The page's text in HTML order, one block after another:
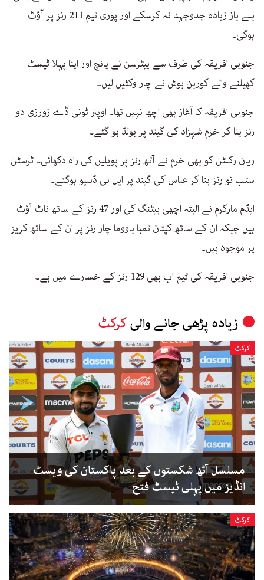
بلے باز زیادہ جدوجہد نہ کرسکے اور پوری ٹیم 211 رنز پر آؤٹ
ہوگی۔
جنوبی افریقہ کی طرف سے پیٹرسن نے پانچ اور اپنا پہلا ٹیسٹ
کھیلنے والے کوربن بوش نے چار وکٹیں لیں۔
جنوبی افریقہ کا آغاز بھی اچھا نہیں تھا۔ اوپنر ٹونی ڈے زورزی دو
رنز بنا کر خرم شہزاد کی گیند پر بولڈ ہو گئے۔
ریان رکلٹن کو بھی خرم نے آٹھ رنز پر پویلین کی راہ دکھائی۔ ٹرسٹن
سٹب نو رنز بنا کر عباس کی گیند پر ایل بی ڈبلیو ہوگئے۔
ایڈم مارکرم نے البتہ اچھی بیٹنگ کی اور 47 رنز کے ساتھ ناٹ آؤٹ
ہیں جبکہ ان کے ساتھ کپتان ٹمبا باووما چار رنز پر ان کے ساتھ کریز
پر موجود ہیں۔
جنوبی افریقہ کی ٹیم اب بھی 129 رنز کے خسارے میں ہے۔
زیادہ پڑھی جانے والیکرکٹ
کرکٹ
مسلسل آٹھ شکستوں کے بعد پاکستان کی ویسٹ
انڈیز میں پہلی ٹیسٹ فتح
کرکٹ